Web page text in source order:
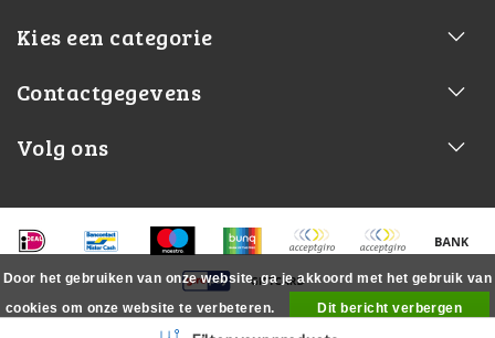
Kies een categorie
Contactgegevens
Volg ons
Door het gebruiken van onze website, ga je akkoord met het gebruik van
cookies om onze website te verbeteren.
Dit bericht verbergen